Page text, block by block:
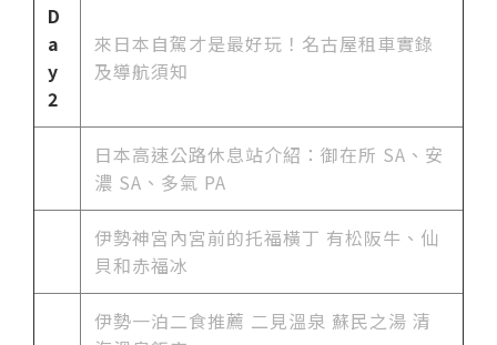
D
a
y
2
來日本自駕才是最好玩！名古屋租車實錄
及導航須知
日本高速公路休息站介紹：御在所 SA、安
濃 SA、多氣 PA
伊勢神宮內宮前的托福橫丁 有松阪牛、仙
貝和赤福冰
伊勢一泊二食推薦 二見溫泉 蘇民之湯 清